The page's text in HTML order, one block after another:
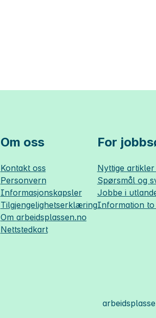
Om oss
Kontakt oss
Personvern
Informasjonskapsler
Tilgjengelighetserklæring
Om arbeidsplassen.no
Nettstedkart
For
Nyttige
Spørsmål og
Jobbe i
Information